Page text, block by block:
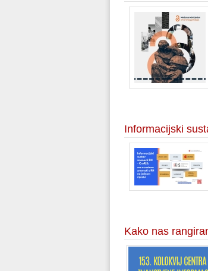
Informacijski
Kako nas